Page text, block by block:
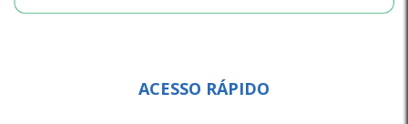
ACESSO RÁPIDO